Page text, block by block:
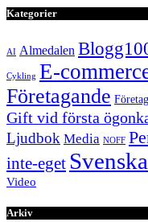
Kategorier
AI Almedalen
Cykling E-
Företagande
Gift vid första
Ljudbok Media NOFF
inte-eget Svenska
Video
Arkiv